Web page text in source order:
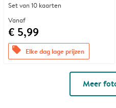
Set van 10 kaarten
Vanaf
€ 5,99
offers Elke dag lage prijzen
Meer